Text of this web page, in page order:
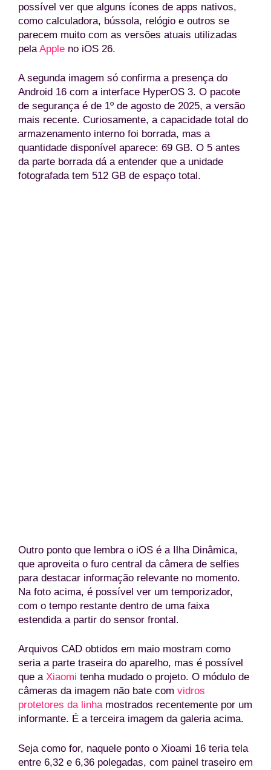
possível ver que alguns ícones de apps nativos,
como calculadora, bússola, relógio e outros se
parecem muito com as versões atuais utilizadas
pela Apple no iOS 26.
A segunda imagem só confirma a presença do
Android 16 com a interface HyperOS 3. O pacote
de segurança é de 1º de agosto de 2025, a versão
mais recente. Curiosamente, a capacidade total do
armazenamento interno foi borrada, mas a
quantidade disponível aparece: 69 GB. O 5 antes
da parte borrada dá a entender que a unidade
fotografada tem 512 GB de espaço total.
Outro ponto que lembra o iOS é a Ilha Dinâmica,
que aproveita o furo central da câmera de selfies
para destacar informação relevante no momento.
Na foto acima, é possível ver um temporizador,
com o tempo restante dentro de uma faixa
estendida a partir do sensor frontal.
Arquivos CAD obtidos em maio mostram como
seria a parte traseira do aparelho, mas é possível
que a Xiaomi tenha mudado o projeto. O módulo de
câmeras da imagem não bate com vidros
protetores da linhamostrados recentemente por um
informante. É a terceira imagem da galeria acima.
Seja como for, naquele ponto o Xioami 16 teria tela
entre 6,32 e 6,36 polegadas, com painel traseiro em